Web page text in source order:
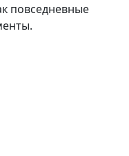
повседневные